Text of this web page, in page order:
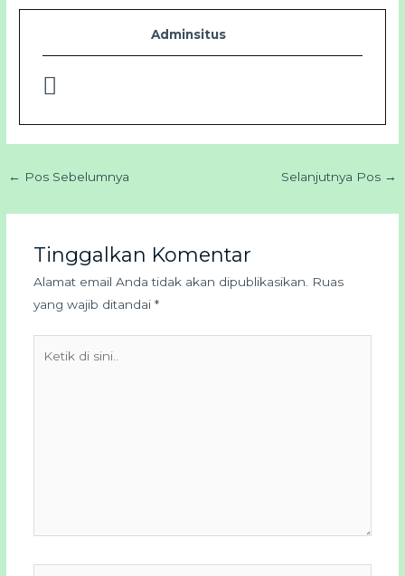
Adminsitus
← Pos Sebelumnya Selanjutnya Pos →
Tinggalkan Komentar
Alamat email Anda tidak akan dipublikasikan.
Ruas
yang wajib ditandai *